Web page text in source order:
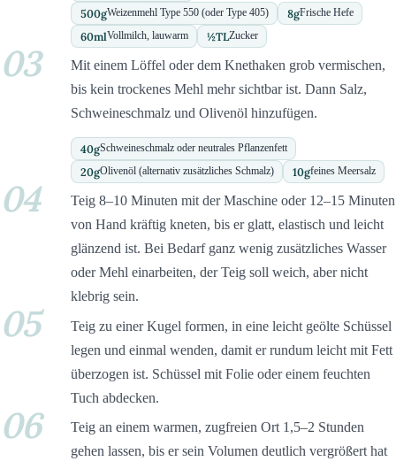
500gWeizenmehl Type 550 (oder Type 405) 8gFrische Hefe
60mlVollmilch, lauwarm ½TLZucker
03
Mit einem Löffel oder dem Knethaken grob vermischen,
bis kein trockenes Mehl mehr sichtbar ist. Dann Salz,
Schweineschmalz und Olivenöl hinzufügen.
40gSchweineschmalz oder neutrales Pflanzenfett
20gOlivenöl (alternativ zusätzliches Schmalz) 10gfeines Meersalz
04
Teig 8–10 Minuten mit der Maschine oder 12–15 Minuten
von Hand kräftig kneten, bis er glatt, elastisch und leicht
glänzend ist. Bei Bedarf ganz wenig zusätzliches Wasser
oder Mehl einarbeiten, der Teig soll weich, aber nicht
klebrig sein.
05
Teig zu einer Kugel formen, in eine leicht geölte Schüssel
legen und einmal wenden, damit er rundum leicht mit Fett
überzogen ist. Schüssel mit Folie oder einem feuchten
Tuch abdecken.
06
Teig an einem warmen, zugfreien Ort 1,5–2 Stunden
gehen lassen, bis er sein Volumen deutlich vergrößert hat